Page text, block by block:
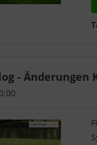
- Änderungen